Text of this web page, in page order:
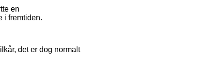
en
i fremtiden.
det er dog normalt